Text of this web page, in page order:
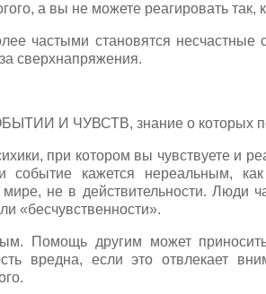
а вы не можете реагировать так,
частыми становятся несчастные
сверхнапряжения.
И ЧУВСТВ, знание о которых
при котором вы чувствуете и
событие кажется нереальным,
мире, не в действительности. Люди
«бесчувственности».
Помощь другим может
вредна, если это отвлекает